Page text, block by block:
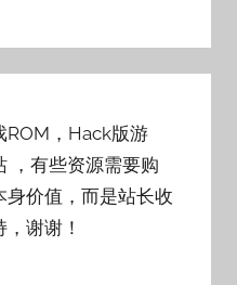
ROM，Hack版游
，有些资源需要购
价值，而是站长收
谢谢！